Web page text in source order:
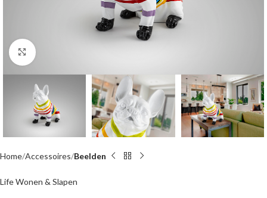
Click to enlarge
Home Accessoires Beelden
Life Wonen & Slapen